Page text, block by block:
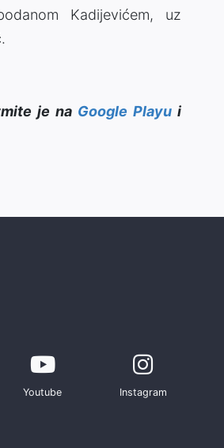
Kadijevićem, uz
je na Google Playui
Youtube Instagram